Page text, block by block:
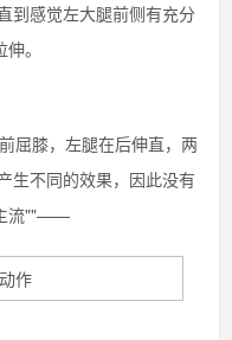
到感觉左大腿前侧有充分
。
膝，左腿在后伸直，两
生不同的效果，因此没有
流""——